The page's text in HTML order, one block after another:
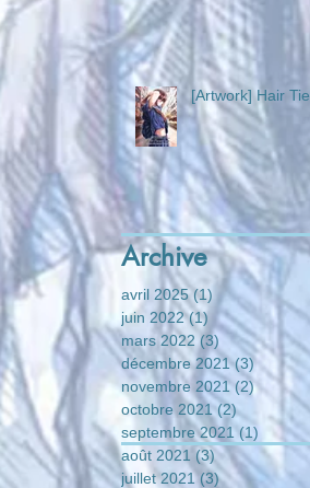
[Artwork] Hair Tie
Archive
avril 2025 (1) 1 post
juin 2022 (1) 1 post
mars 2022 (3) 3 posts
décembre 2021 (3)3 posts
novembre 2021 (2)2 posts
octobre 2021 (2)2 posts
septembre 2021 (1) 1 post
août 2021 (3) 3 posts
juillet 2021 (3)3 posts